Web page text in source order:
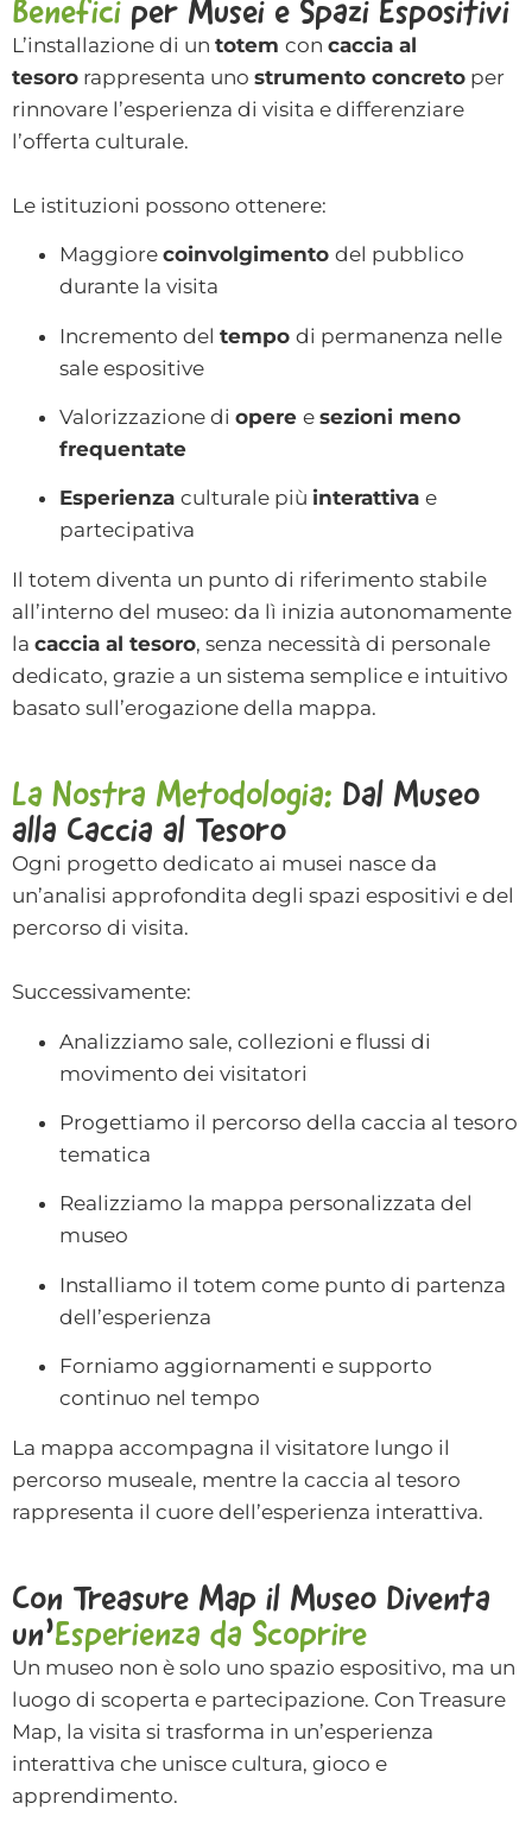
Benefici per Musei e Spazi Espositivi
L’installazione di un totem con caccia al
tesoro rappresenta uno strumento concreto per
rinnovare l’esperienza di visita e differenziare
l’offerta culturale.
Le istituzioni possono ottenere:
Maggiore coinvolgimento del pubblico
durante la visita
Incremento del tempo di permanenza nelle
sale espositive
Valorizzazione di opere e sezioni meno
frequentate
Esperienza culturale più interattiva e
partecipativa
Il totem diventa un punto di riferimento stabile
all’interno del museo: da lì inizia autonomamente
la caccia al tesoro, senza necessità di personale
dedicato, grazie a un sistema semplice e intuitivo
basato sull’erogazione della mappa.
La Nostra Metodologia: Dal Museo
alla Caccia al Tesoro
Ogni progetto dedicato ai musei nasce da
un’analisi approfondita degli spazi espositivi e del
percorso di visita.
Successivamente:
Analizziamo sale, collezioni e flussi di
movimento dei visitatori
Progettiamo il percorso della caccia al tesoro
tematica
Realizziamo la mappa personalizzata del
museo
Installiamo il totem come punto di partenza
dell’esperienza
Forniamo aggiornamenti e supporto
continuo nel tempo
La mappa accompagna il visitatore lungo il
percorso museale, mentre la caccia al tesoro
rappresenta il cuore dell’esperienza interattiva.
Con Treasure Map il Museo Diventa
un’Esperienza da Scoprire
Un museo non è solo uno spazio espositivo, ma un
luogo di scoperta e partecipazione. Con Treasure
Map, la visita si trasforma in un’esperienza
interattiva che unisce cultura, gioco e
apprendimento.